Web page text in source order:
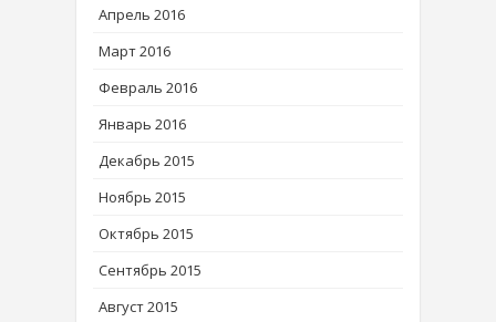
Апрель 2016
Март 2016
Февраль 2016
Январь 2016
Декабрь 2015
Ноябрь 2015
Октябрь 2015
Сентябрь 2015
Август 2015